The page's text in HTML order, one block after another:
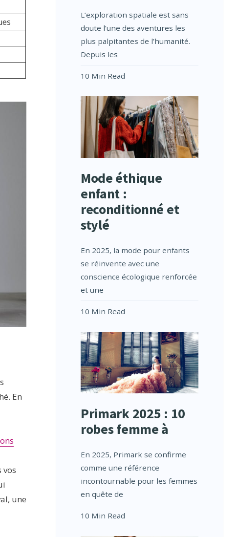
En
vos
une
L’exploration spatiale est sans
doute l’une des aventures les
plus palpitantes de l’humanité.
Depuis les
10 Min Read
Mode éthique
enfant :
reconditionné et
stylé
En 2025, la mode pour enfants
se réinvente avec une
conscience écologique renforcée
et une
10 Min Read
Primark 2025 : 10
robes femme à
En 2025, Primark se confirme
comme une référence
incontournable pour les femmes
en quête de
10 Min Read